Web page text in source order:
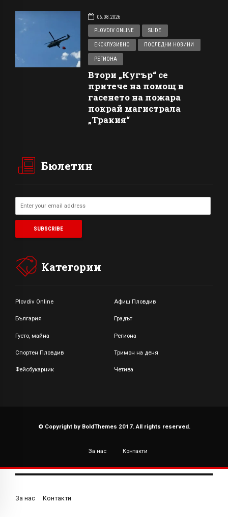
06.08.2026
PLOVDIV ONLINE
SLIDE
ЕКСКЛУЗИВНО ПОСЛЕДНИ НОВИНИ
РЕГИОНА
Втори „Кугър“ се
притече на помощ в
гасенето на пожара
покрай магистрала
„Тракия“
Бюлетин
Категории
Plovdiv Online Афиш Пловдив
България Градът
Густо, майна Региона
Спортен Пловдив Тримон на деня
Фейсбукарник Четива
© Copyright by BoldThemes 2017. All rights reserved.
За нас Контакти
За нас Контакти